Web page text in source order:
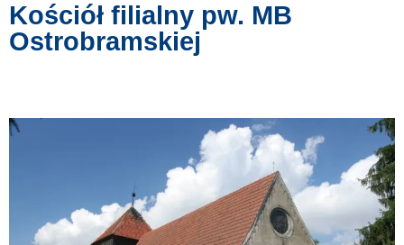
Kościół filialny pw. MB
Ostrobramskiej